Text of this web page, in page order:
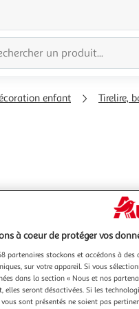
enfant Tirelire,
à coeur de protéger vos
partenaires stockons et accédons à
sur votre appareil. Si vous
dans la section « Nous et nos
elles seront désactivées. Si les
sont présentés ne soient pas